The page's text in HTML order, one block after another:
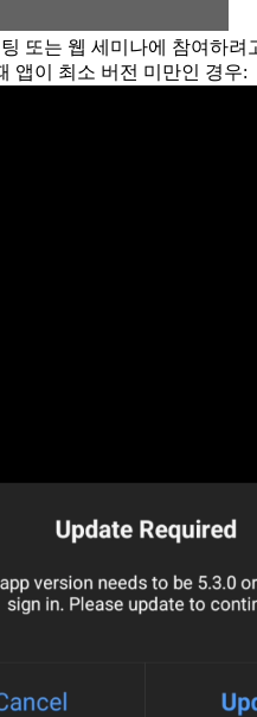
또는 웹 세미나에 참여하
앱이 최소 버전 미만인 경우: